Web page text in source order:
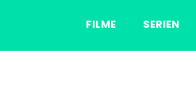
FILME SERIEN